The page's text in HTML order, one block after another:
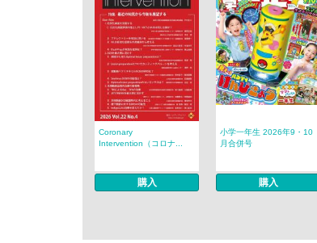
Coronary
Intervention（コロナ...
購入
小学一年生 2026年9・10
月合併号
購入